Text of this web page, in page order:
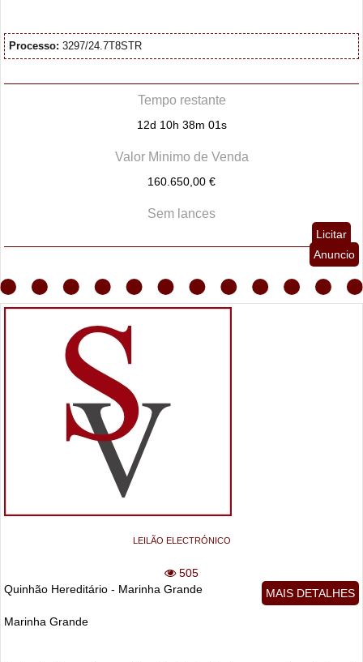
Processo: 3297/24.7T8STR
Tempo restante
12d 10h 38m 01s
Valor Minimo de Venda
160.650,00 €
Sem lances
Licitar
Anuncio
LEILÃO ELECTRÓNICO
505
MAIS DETALHES
Quinhão Hereditário - Marinha Grande
Marinha Grande